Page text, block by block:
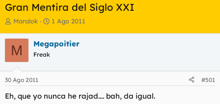
Gran Mentira del Siglo XXI
I
i
c
i
a
d
o
d
Maralok
F
h
e
i
1 Ago 2011
M Megapoitier
Freak
30 Ago 2011 #501
Eh, que yo nunca he rajad.... bah, da igual.